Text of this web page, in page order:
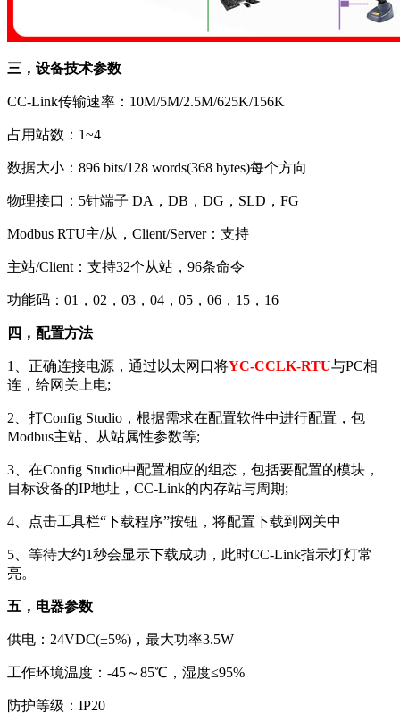
三，设备技术参数
CC-Link传输速率：10M/5M/2.5M/625K/156K
占用站数：1~4
数据大小：896 bits/128 words(368 bytes)每个方向
物理接口：5针端子 DA，DB，DG，SLD，FG
Modbus RTU主/从，Client/Server：支持
主站/Client：支持32个从站，96条命令
功能码：01，02，03，04，05，06，15，16
四，配置方法
1、正确连接电源，通过以太网口将YC-CCLK-RTU与PC相
连，给网关上电;
2、打Config Studio，根据需求在配置软件中进行配置，包
Modbus主站、从站属性参数等;
3、在Config Studio中配置相应的组态，包括要配置的模块，
目标设备的IP地址，CC-Link的内存站与周期;
4、点击工具栏“下载程序”按钮，将配置下载到网关中
5、等待大约1秒会显示下载成功，此时CC-Link指示灯灯常
亮。
五，电器参数
供电：24VDC(±5%)，最大功率3.5W
工作环境温度：-45～85℃，湿度≤95%
防护等级：IP20